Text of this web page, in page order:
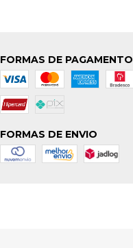
FORMAS DE PAGAMENTO
FORMAS DE ENVIO